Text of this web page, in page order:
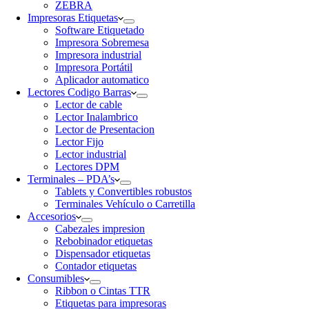
ZEBRA
Impresoras Etiquetas
Software Etiquetado
Impresora Sobremesa
Impresora industrial
Impresora Portátil
Aplicador automatico
Lectores Codigo Barras
Lector de cable
Lector Inalambrico
Lector de Presentacion
Lector Fijo
Lector industrial
Lectores DPM
Terminales – PDA’s
Tablets y Convertibles robustos
Terminales Vehículo o Carretilla
Accesorios
Cabezales impresion
Rebobinador etiquetas
Dispensador etiquetas
Contador etiquetas
Consumibles
Ribbon o Cintas TTR
Etiquetas para impresoras